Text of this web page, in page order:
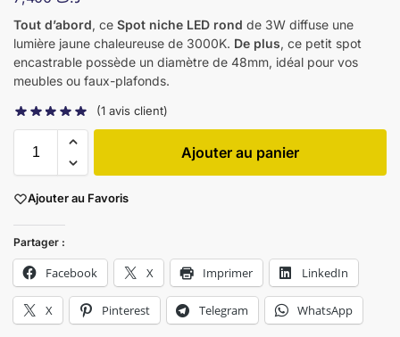
Tout d’abord, ce Spot niche LED rond de 3W diffuse une
lumière jaune chaleureuse de 3000K. De plus, ce petit spot
encastrable possède un diamètre de 48mm, idéal pour vos
meubles ou faux-plafonds.
(1 avis client)
Ajouter au panier
Ajouter au Favoris
Partager :
Facebook X Imprimer LinkedIn
X Pinterest Telegram WhatsApp